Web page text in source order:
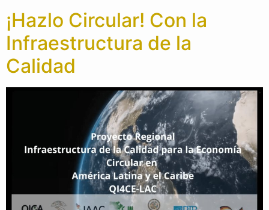
¡Hazlo Circular! Con la
Infraestructura de la
Calidad